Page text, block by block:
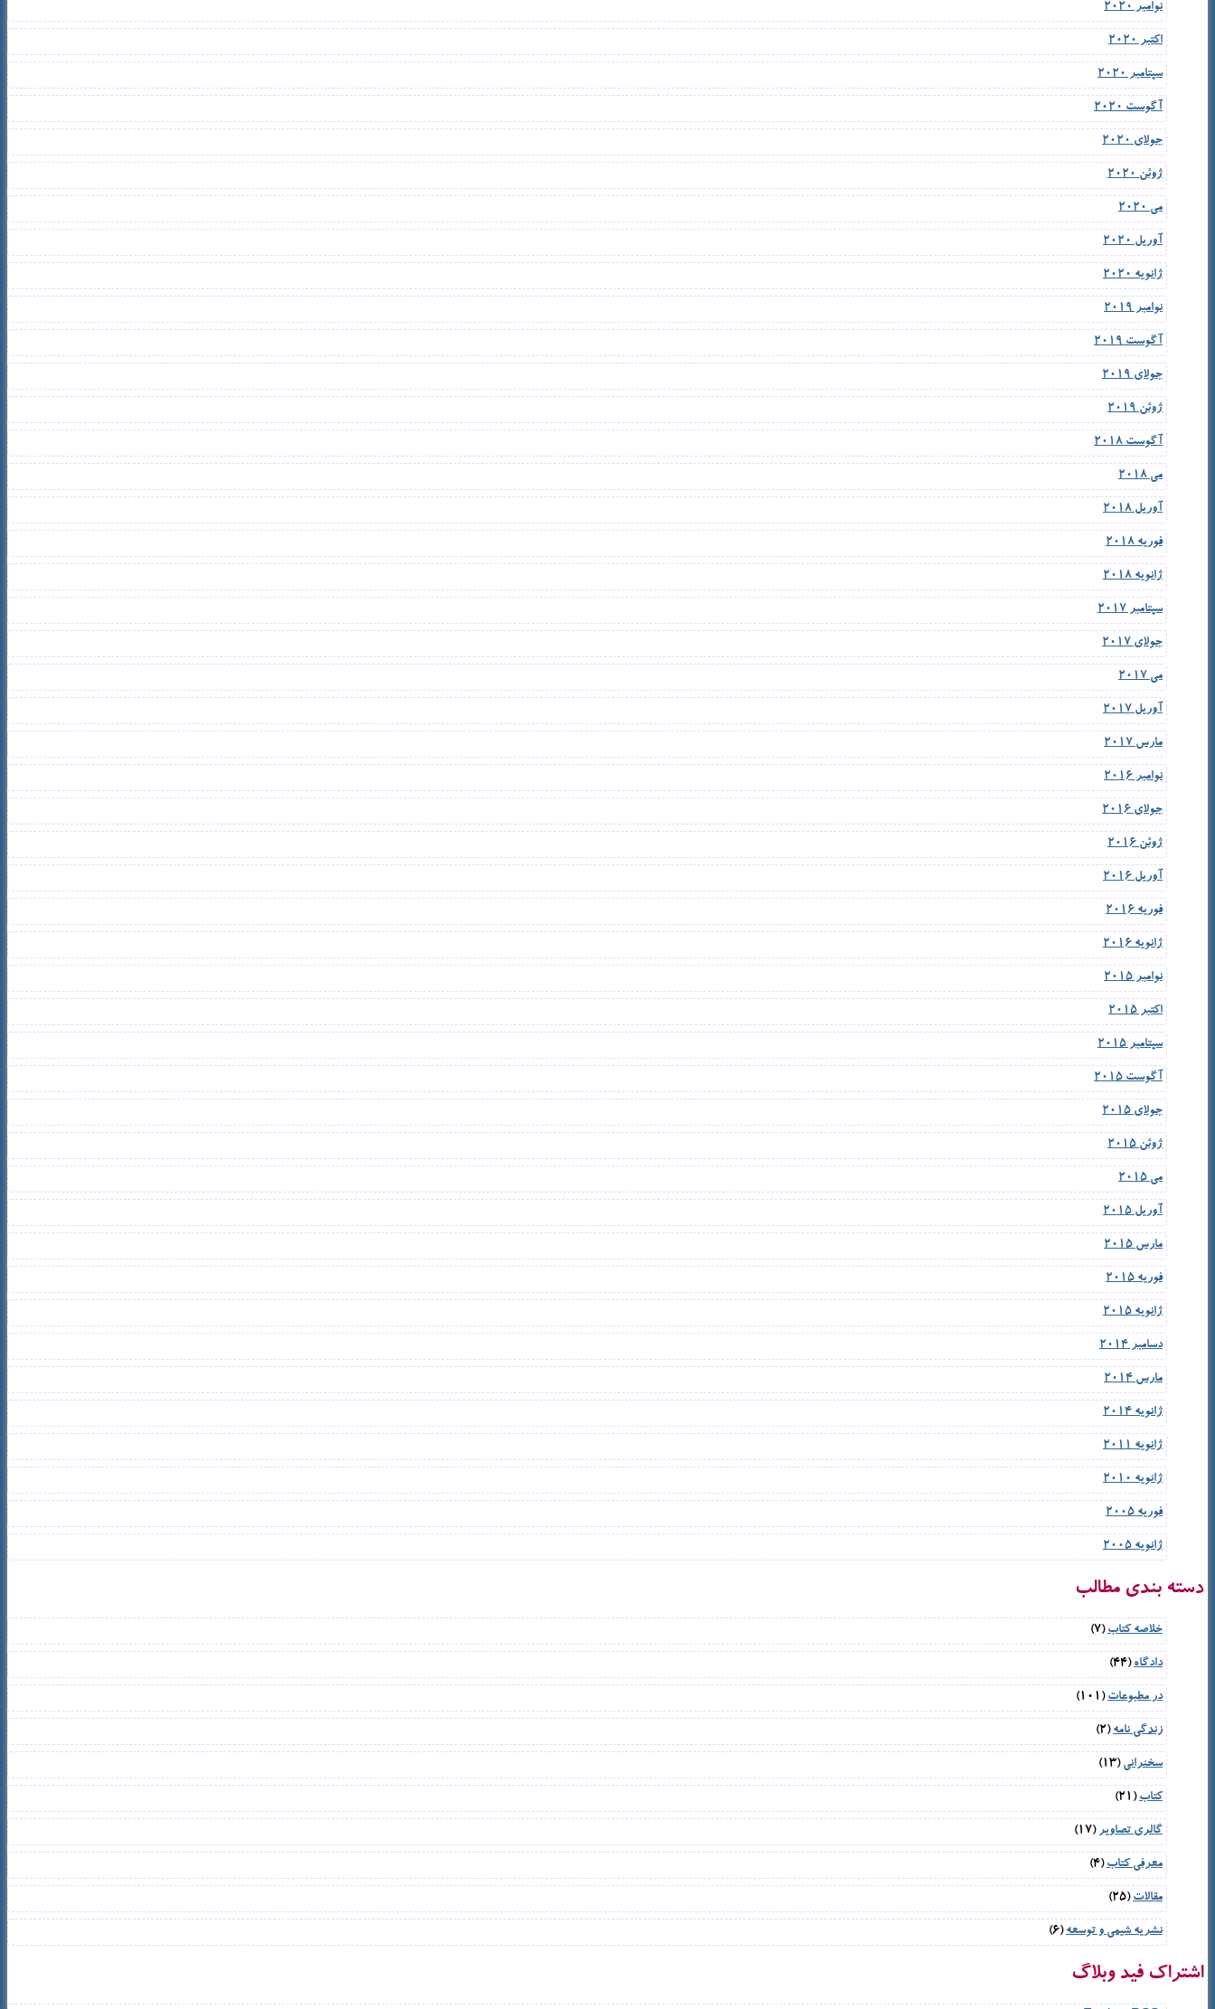
نوامبر 2020
اکتبر 2020
سپتامبر 2020
آگوست 2020
جولای 2020
ژوئن 2020
می 2020
آوریل 2020
ژانویه 2020
نوامبر 2019
آگوست 2019
جولای 2019
ژوئن 2019
آگوست 2018
می 2018
آوریل 2018
فوریه 2018
ژانویه 2018
سپتامبر 2017
جولای 2017
می 2017
آوریل 2017
مارس 2017
نوامبر 2016
جولای 2016
ژوئن 2016
آوریل 2016
فوریه 2016
ژانویه 2016
نوامبر 2015
اکتبر 2015
سپتامبر 2015
آگوست 2015
جولای 2015
ژوئن 2015
می 2015
آوریل 2015
مارس 2015
فوریه 2015
ژانویه 2015
دسامبر 2014
مارس 2014
ژانویه 2014
ژانویه 2011
ژانویه 2010
فوریه 2005
ژانویه 2005
دسته بندی مطالب
خلاصه کتاب(7)
دادگاه(44)
در مطبوعات(101)
زندگی نامه(2)
سخنرانی (13)
کتاب(21)
گالری تصاویر (17)
معرفی کتاب(4)
مقالات(25)
نشریه شیمی و توسعه(6)
اشتراک فید وبلاگ